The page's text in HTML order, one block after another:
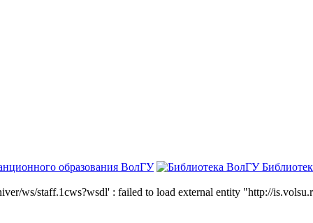
образования ВолГУ
ws/staff.1cws?wsdl' : failed to load external entity "http://